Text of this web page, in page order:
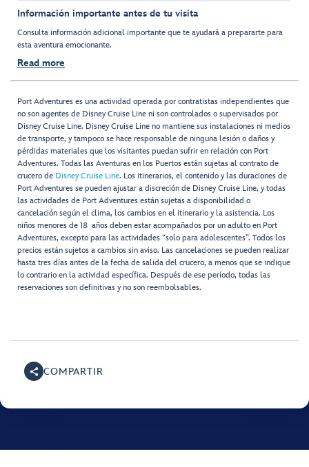
Información importante antes de tu visita
Consulta información adicional importante que te ayudará a prepararte para
esta aventura emocionante.
Read more
Port Adventures es una actividad operada por contratistas independientes que
no son agentes de Disney Cruise Line ni son controlados o supervisados por
Disney Cruise Line. Disney Cruise Line no mantiene sus instalaciones ni medios
de transporte, y tampoco se hace responsable de ninguna lesión o daños y
pérdidas materiales que los visitantes puedan sufrir en relación con Port
Adventures. Todas las Aventuras en los Puertos están sujetas al contrato de
crucero de Disney Cruise Line. Los itinerarios, el contenido y las duraciones de
Port Adventures se pueden ajustar a discreción de Disney Cruise Line, y todas
las actividades de Port Adventures están sujetas a disponibilidad o
cancelación según el clima, los cambios en el itinerario y la asistencia. Los
niños menores de 18 años deben estar acompañados por un adulto en Port
Adventures, excepto para las actividades “solo para adolescentes”. Todos los
precios están sujetos a cambios sin aviso. Las cancelaciones se pueden realizar
hasta tres días antes de la fecha de salida del crucero, a menos que se indique
lo contrario en la actividad específica. Después de ese período, todas las
reservaciones son definitivas y no son reembolsables.
COMPARTIR